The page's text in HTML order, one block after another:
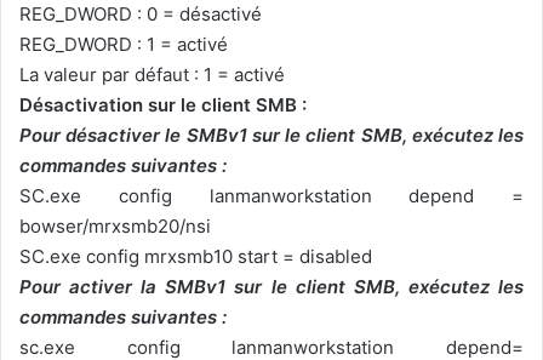
REG_DWORD : 0 = désactivé
REG_DWORD : 1 = activé
La valeur par défaut : 1 = activé
Désactivation sur le client SMB :
Pour désactiver le SMBv1 sur le client SMB, exécutez les
commandes suivantes :
SC.exe config lanmanworkstation depend =
bowser/mrxsmb20/nsi
SC.exe config mrxsmb10 start = disabled
Pour activer la SMBv1 sur le client SMB, exécutez les
commandes suivantes :
sc.exe config lanmanworkstation depend=